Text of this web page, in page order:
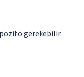
gerekebilir